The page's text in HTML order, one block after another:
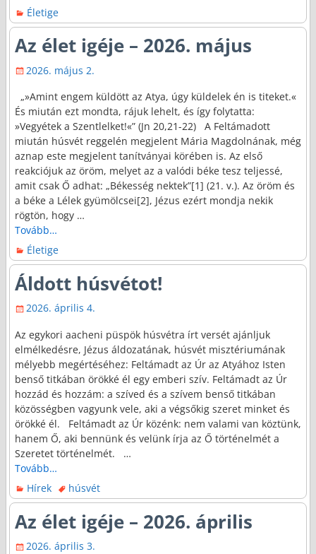
Életige
Az élet igéje – 2026. május
2026. május 2.
„»Amint engem küldött az Atya, úgy küldelek én is titeket.«
És miután ezt mondta, rájuk lehelt, és így folytatta:
»Vegyétek a Szentlelket!«” (Jn 20,21-22) A Feltámadott
miután húsvét reggelén megjelent Mária Magdolnának, még
aznap este megjelent tanítványai körében is. Az első
reakciójuk az öröm, melyet az a valódi béke tesz teljessé,
amit csak Ő adhat: „Békesség nektek”[1] (21. v.). Az öröm és
a béke a Lélek gyümölcsei[2], Jézus ezért mondja nekik
rögtön, hogy …
Tovább…
Életige
Áldott húsvétot!
2026. április 4.
Az egykori aacheni püspök húsvétra írt versét ajánljuk
elmélkedésre, Jézus áldozatának, húsvét misztériumának
mélyebb megértéséhez: Feltámadt az Úr az Atyához Isten
benső titkában örökké él egy emberi szív. Feltámadt az Úr
hozzád és hozzám: a szíved és a szívem benső titkában
közösségben vagyunk vele, aki a végsőkig szeret minket és
örökké él. Feltámadt az Úr közénk: nem valami van köztünk,
hanem Ő, aki bennünk és velünk írja az Ő történelmét a
Szeretet történelmét. …
Tovább…
Hírek
húsvét
Az élet igéje – 2026. április
2026. április 3.